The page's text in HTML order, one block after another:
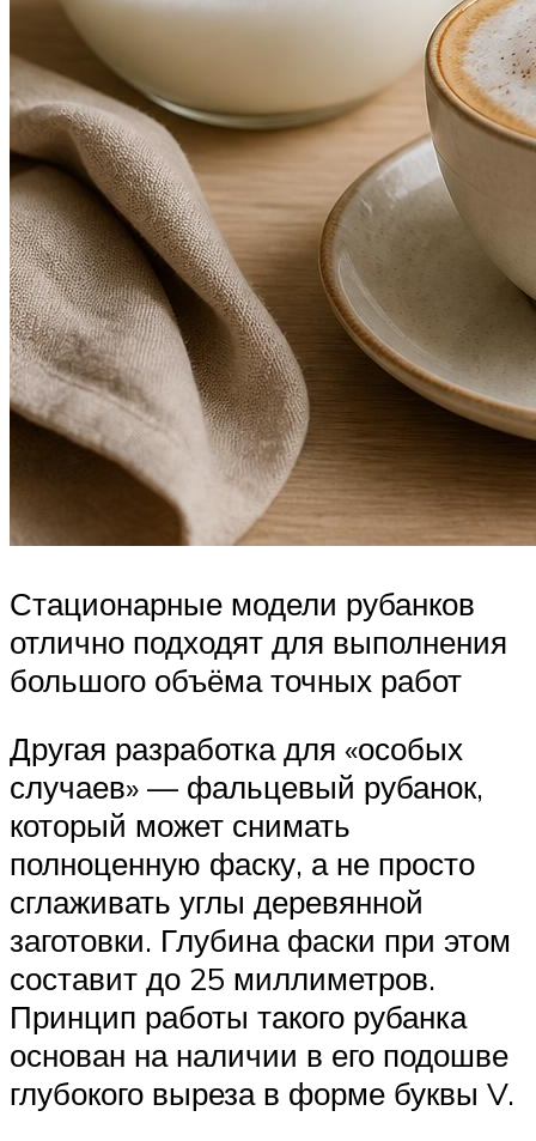
Стационарные модели рубанков
отлично подходят для выполнения
большого объёма точных работ
Другая разработка для «особых
случаев» — фальцевый рубанок,
который может снимать
полноценную фаску, а не просто
сглаживать углы деревянной
заготовки. Глубина фаски при этом
составит до 25 миллиметров.
Принцип работы такого рубанка
основан на наличии в его подошве
глубокого выреза в форме буквы V.